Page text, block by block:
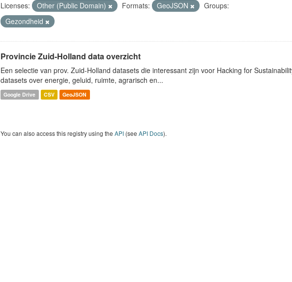
Licenses: Other (Public Domain) Formats: GeoJSON
Groups:
Gezondheid
Provincie Zuid-Holland data overzicht
Een selectie van prov. Zuid-Holland datasets die interessant zijn voor Hacking for
datasets over energie, geluid, ruimte, agrarisch en...
Google Drive CSV GeoJSON
You can also access this registry using the API (see API Docs).